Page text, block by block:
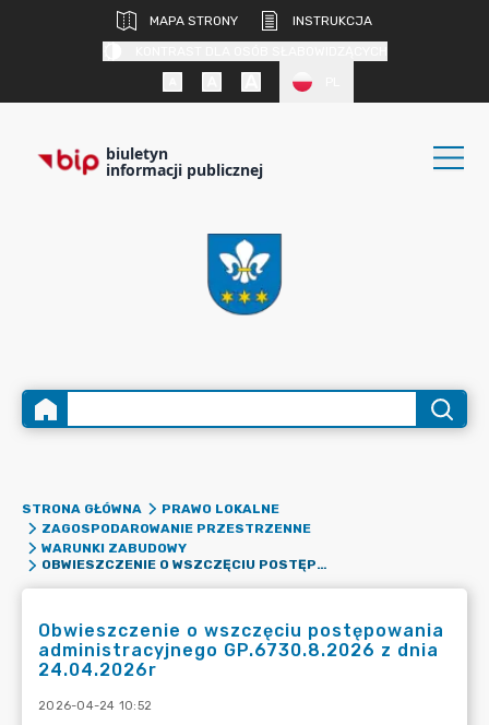
MAPA STRONY
INSTRUKCJA
biuletyn
informacji publicznej
STRONA GŁÓWNA
PRAWO LOKALNE
ZAGOSPODAROWANIE PRZESTRZENNE
WARUNKI ZABUDOWY
OBWIESZCZENIE O WSZCZĘCIU POSTĘPOWANIA ADMINISTRACYJNEGO GP.6730.8.2026 Z DNIA 24.04.2026R
Obwieszczenie o wszczęciu postępowania
administracyjnego GP.6730.8.2026 z dnia
24.04.2026r
2026-04-24 10:52